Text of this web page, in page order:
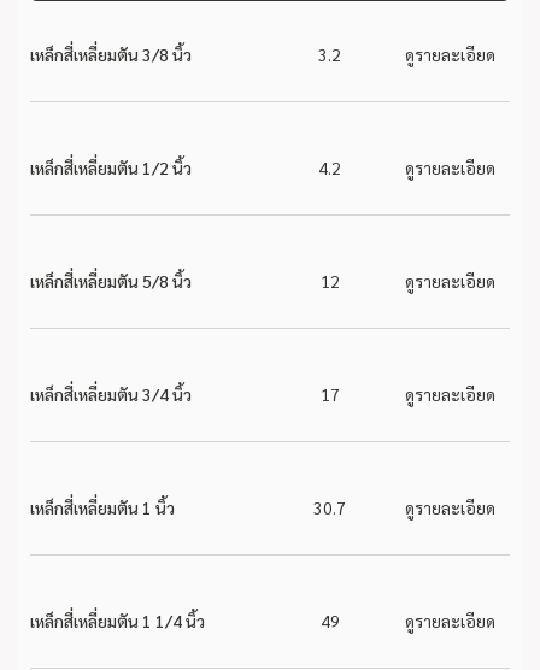
เหล็กสี่เหลี่ยมตัน 3/8 นิ้ว 3.2 ดูรายละเอียด
เหล็กสี่เหลี่ยมตัน 1/2 นิ้ว 4.2 ดูรายละเอียด
เหล็กสี่เหลี่ยมตัน 5/8 นิ้ว 12 ดูรายละเอียด
เหล็กสี่เหลี่ยมตัน 3/4 นิ้ว 17 ดูรายละเอียด
เหล็กสี่เหลี่ยมตัน 1 นิ้ว 30.7 ดูรายละเอียด
เหล็กสี่เหลี่ยมตัน 1 1/4 นิ้ว 49 ดูรายละเอียด